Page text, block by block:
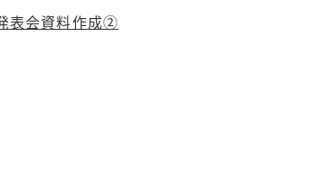
表会資料作成②